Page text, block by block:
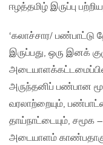
ஈழத்தமிழ் இருப்பு
‘கலாச்சார/ பண்பாட்டு
இருப்பது, ஒரு இனக்
அருந்தனிப் பண்பான
வரலாற்றையும்,
தாய்நாட்டையும், சமூக
அடையாளம்